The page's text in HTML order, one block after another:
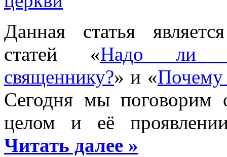
Данная статья
статей «Надо ли
священнику?» и «Почему
Сегодня мы поговорим
целом и её
Читать далее »